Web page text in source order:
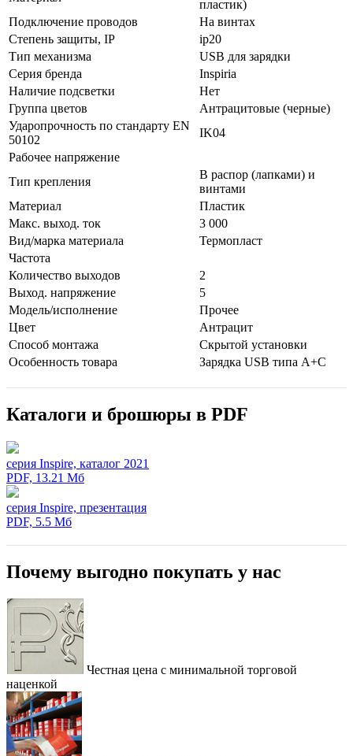
пластик)
Подключение проводов
На винтах
Стeпень зaщиты, IP
ip20
Тип механизма
USB для зарядки
Серия бренда
Inspiria
Наличие подсветки
Нет
Группа цветов
Антрацитовые (черные)
Ударопрочность по стандарту EN
50102
IK04
Рабочее напряжение
Тип крепления
В распор (лапками) и
винтами
Материал
Пластик
Макс. выход. ток
3 000
Вид/марка материала
Термопласт
Частота
Количество выходов
2
Выход. напряжение
5
Модель/исполнение
Прочее
Цвет
Антрацит
Способ монтажа
Скрытой установки
Особенность товара
Зарядка USB типа А+С
Каталоги и брошюры в PDF
серия Inspire, каталог 2021
PDF, 13.21 Мб
серия Inspire, презентация
PDF, 5.5 Мб
Почему выгодно покупать у нас
Честная цена с минимальной торговой
наценкой